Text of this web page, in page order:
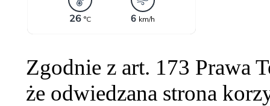
Zgodnie z art. 173 Prawa
że odwiedzana strona